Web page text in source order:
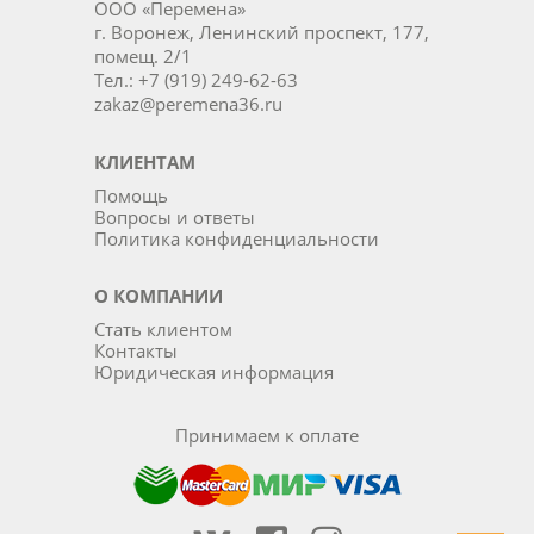
ООО «Перемена»
г. Воронеж, Ленинский проспект, 177,
помещ. 2/1
Тел.: +7 (919) 249-62-63
zakaz@peremena36.ru
КЛИЕНТАМ
Помощь
Вопросы и ответы
Политика конфиденциальности
О КОМПАНИИ
Стать клиентом
Контакты
Юридическая информация
Принимаем к оплате